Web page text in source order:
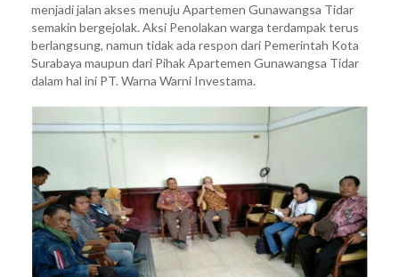
Tidar
Terus
Menuai
Protes
Surabaya
menjadi jalan akses menuju Apartemen Gunawangsa Tidar
semakin bergejolak. Aksi Penolakan warga terdampak terus
berlangsung, namun tidak ada respon dari Pemerintah Kota
Surabaya maupun dari Pihak Apartemen Gunawangsa Tidar
dalam hal ini PT. Warna Warni Investama.